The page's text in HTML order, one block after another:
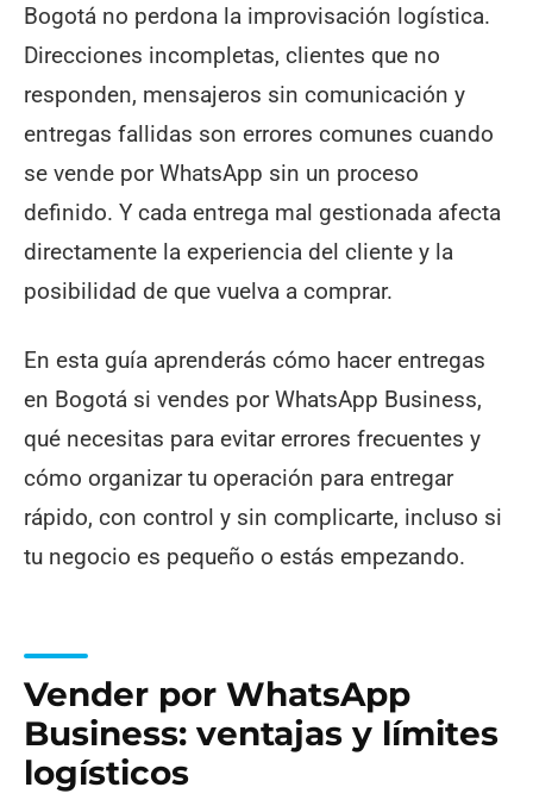
Bogotá no perdona la improvisación logística.
Direcciones incompletas, clientes que no
responden, mensajeros sin comunicación y
entregas fallidas son errores comunes cuando
se vende por WhatsApp sin un proceso
definido. Y cada entrega mal gestionada afecta
directamente la experiencia del cliente y la
posibilidad de que vuelva a comprar.
En esta guía aprenderás cómo hacer entregas
en Bogotá si vendes por WhatsApp Business,
qué necesitas para evitar errores frecuentes y
cómo organizar tu operación para entregar
rápido, con control y sin complicarte, incluso si
tu negocio es pequeño o estás empezando.
Vender por WhatsApp
Business: ventajas y límites
logísticos